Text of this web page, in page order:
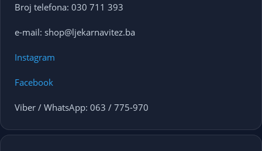
Broj telefona: 030 711 393
e-mail: shop@ljekarnavitez.ba
Instagram
Facebook
Viber / WhatsApp: 063 / 775-970